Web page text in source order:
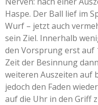
Haspe. Der Ball lief im
Wurf – jetzt auch
sein Ziel. Innerhalb
den Vorsprung erst auf
Zeit der Besinnung
weiteren Auszeiten auf
jedoch den Faden
auf die Uhr in den Griff